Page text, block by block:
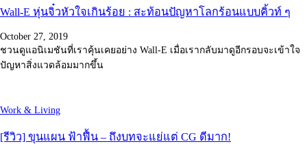
Wall-E หุ่นจิ๋วหัวใจเกินร้อย : สะท้อนปัญหาโลกร้อนแบบคิ้วท์ ๆ
October 27, 2019
ชวนดูแอนิเมชันที่เราคุ้นเคยอย่าง Wall-E เมื่อเรากลับมาดูอีกรอบจะเข้าใจ
ปัญหาสิ่งแวดล้อมมากขึ้น
Work & Living
[รีวิว] ขุนแผน ฟ้าฟื้น – ถึงบทจะแย่แต่ CG ดีมาก!